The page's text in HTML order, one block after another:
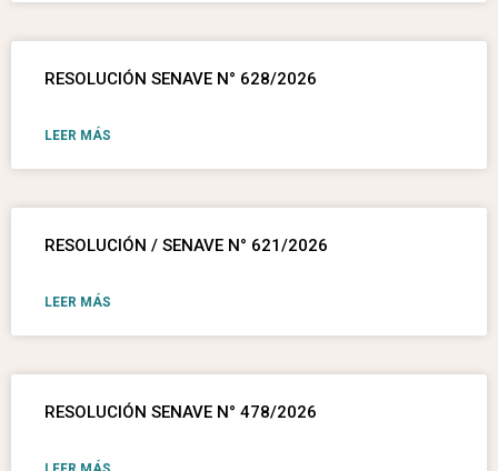
RESOLUCIÓN SENAVE N° 628/2026
LEER MÁS
RESOLUCIÓN / SENAVE N° 621/2026
LEER MÁS
RESOLUCIÓN SENAVE N° 478/2026